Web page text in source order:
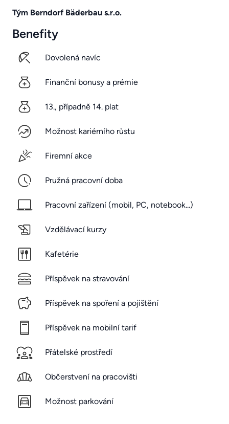
Tým Berndorf Bäderbau s.r.o.
Benefity
Dovolená navíc
Finanční bonusy a prémie
13., případně 14. plat
Možnost kariérního růstu
Firemní akce
Pružná pracovní doba
Pracovní zařízení (mobil, PC, notebook...)
Vzdělávací kurzy
Kafetérie
Příspěvek na stravování
Příspěvek na spoření a pojištění
Příspěvek na mobilní tarif
Přátelské prostředí
Občerstvení na pracovišti
Možnost parkování